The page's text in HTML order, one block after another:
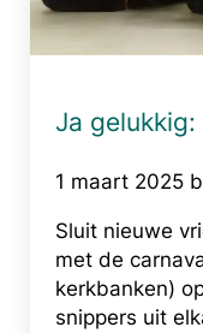
Ja
1 maart 2025
Sluit nieuwe
met de
kerkbanken)
snippers uit